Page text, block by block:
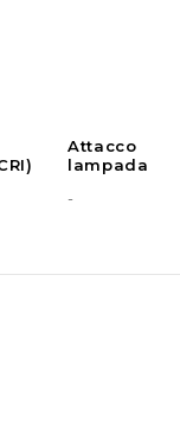
Attacco
lampada
-